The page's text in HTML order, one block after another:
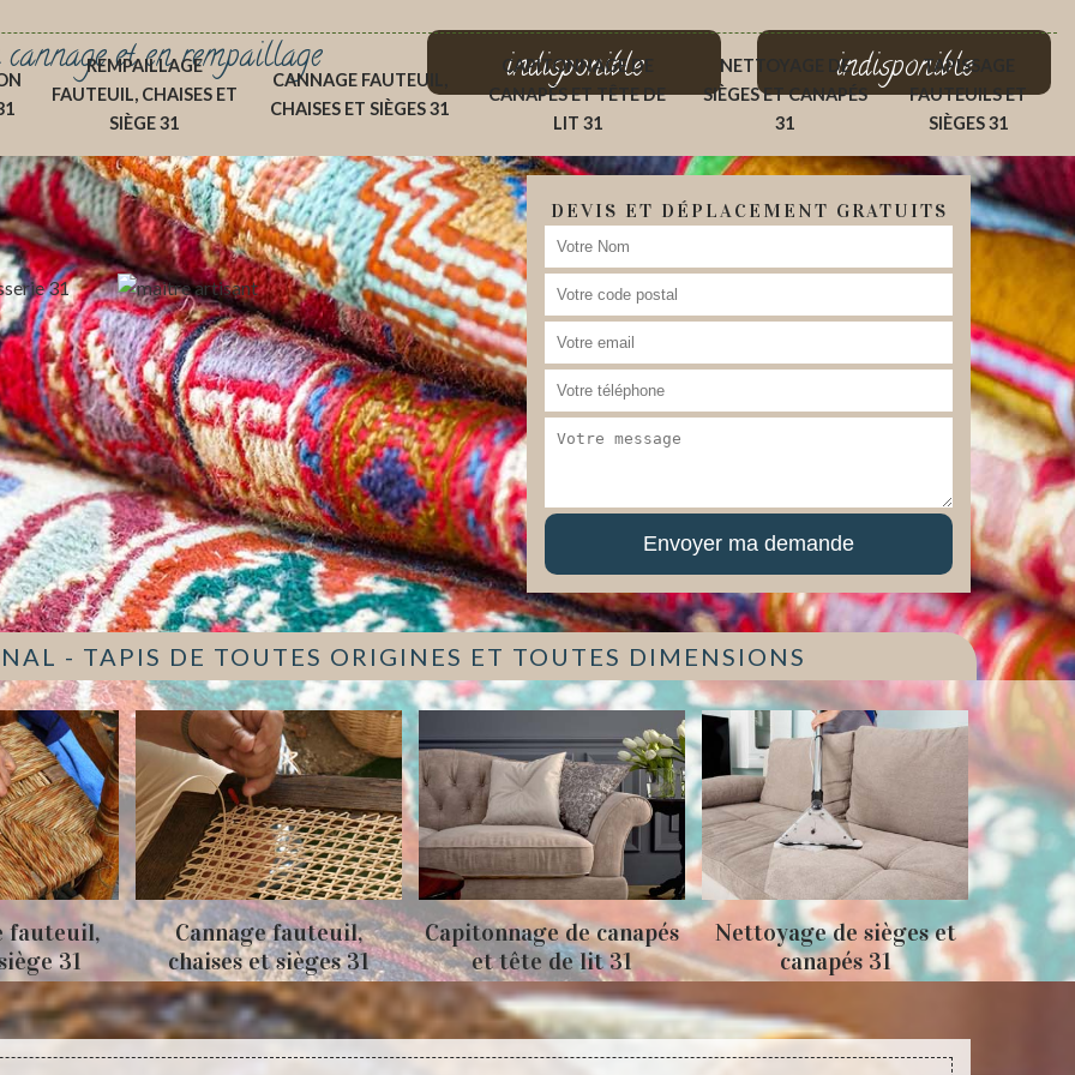
et en rempaillage indisponible indisponible
REMPAILLAGE
FAUTEUIL, CHAISES ET
SIÈGE 31
CANNAGE FAUTEUIL,
CHAISES ET SIÈGES 31
CAPITONNAGE DE
CANAPÉS ET TÊTE DE
LIT 31
NETTOYAGE DE
SIÈGES ET CANAPÉS
31
TAPISSAGE
FAUTEUILS ET
SIÈGES 31
DEVIS ET DÉPLACEMENT GRATUITS
- TAPIS DE TOUTES ORIGINES ET TOUTES DIMENSIONS
fauteuil,
31
Cannage fauteuil,
chaises et sièges 31
Capitonnage de canapés
et tête de lit 31
Nettoyage de sièges et
canapés 31